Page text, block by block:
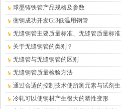
球墨铸铁管产品规格及参数
衡钢成功开发Gr3低温用钢管
无缝钢管主要质量标准、无缝管质量标准
关于无缝钢管的类别？
无缝管与无缝钢管的区别
无缝钢管质量检验方法
通过合适的控制技术使所测元素与试剂生
成有色络合物
冷轧可以使钢材产生很大的塑性变形